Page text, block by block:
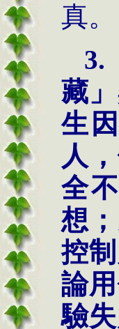
真。
3.
藏
生
人
全
想
控
論
驗